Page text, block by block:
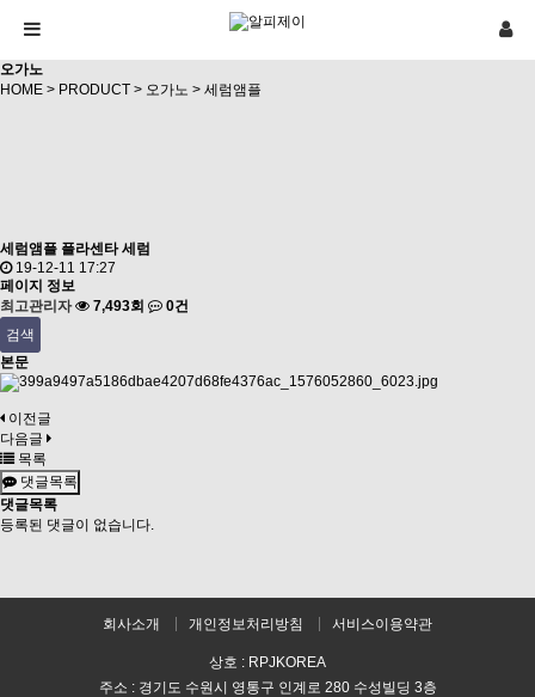
오가노
HOME > PRODUCT > 오가노 > 세럼앰플
세럼앰플 플라센타 세럼
19-12-11 17:27
페이지 정보
최고관리자
7,493회
0건
검색
본문
이전글
다음글
목록
댓글목록
댓글목록
등록된 댓글이 없습니다.
회사소개 개인정보처리방침 서비스이용약관
상호 : RPJKOREA
주소 : 경기도 수원시 영통구 인계로 280 수성빌딩 3층